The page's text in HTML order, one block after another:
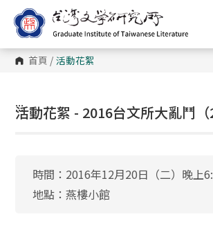
到
主
內
容 首頁 / 活動花絮
:::
活動花絮 - 2016台文所大亂鬥（
時間：2016年12月20日（二）晚上
地點：燕樓小館